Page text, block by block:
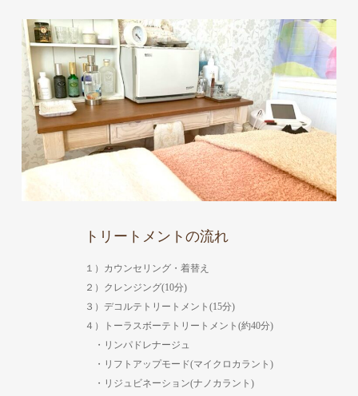
トリートメントの流れ
１）カウンセリング・着替え
２）クレンジング(10分)
３）デコルテトリートメント(15分)
４）トーラスボーテトリートメント(約40分)
・リンパドレナージュ
・リフトアップモード(マイクロカラント)
・リジュビネーション(ナノカラント)